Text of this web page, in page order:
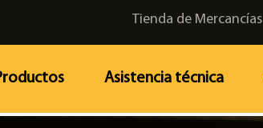
Tienda de Mercancías
Asistencia técnica